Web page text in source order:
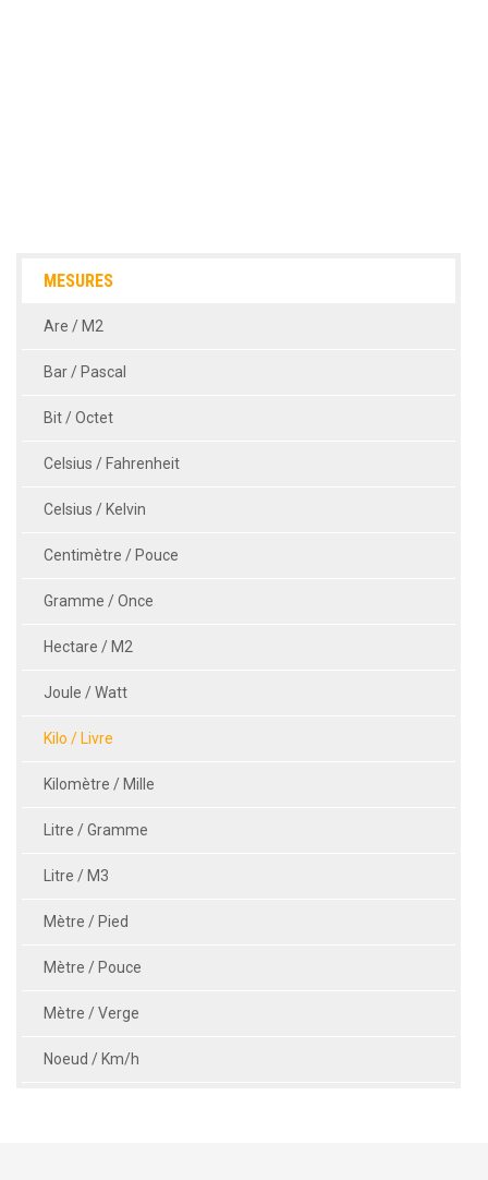
MESURES
Are / M2
Bar / Pascal
Bit / Octet
Celsius / Fahrenheit
Celsius / Kelvin
Centimètre / Pouce
Gramme / Once
Hectare / M2
Joule / Watt
Kilo / Livre
Kilomètre / Mille
Litre / Gramme
Litre / M3
Mètre / Pied
Mètre / Pouce
Mètre / Verge
Noeud / Km/h